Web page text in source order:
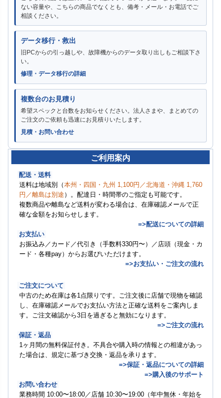
ない容量や、こちらの商品でなくとも、備考・メール・お電話でご
相談ください。
データ移行・救出
旧PCからの引っ越しや、故障機からのデータ取り出しもご相談下さ
い。
修理・データ移行の詳細
複数台のお見積り
希望スペックと台数をお知らせください。法人さまや、まとめての
ご注文のご依頼も迅速にお見積りいたします。
見積・お問い合わせ
ご利用案内
配送・送料
送料は地域別（本州・四国・九州 1,100円／北海道・沖縄 1,760
円／離島は別途 ）。配達日・時間帯のご指定も可能です。
複数商品や離島など送料が変わる場合は、在庫確認メールで正
確な金額をお知らせします。
=>配送についての詳細
お支払い
お振込み／カード／代引き（手数料330円〜）／店頭（現金・カ
ード・各種pay）からお選びいただけます。
=>お支払い・ご注文の流れ
ご注文について
中古のため在庫は各1点限りです。ご注文後に店舗で現物を確認
し、在庫確認メールでお支払い方法と正確な送料をご案内しま
す。ご注文確認から3日を過ぎると無効になります。
=>ご注文の流れ
保証・返品
1ヶ月間の無料保証付き。不具合や購入時の情報との相違があっ
た場合は、規定に基づき交換・返品を承ります。
=>保証・返品についての詳細
=>購入後のサポート
お問い合わせ
業務時間 10:00〜18:00／店舗 10:30〜19:00（年中無休・年始を